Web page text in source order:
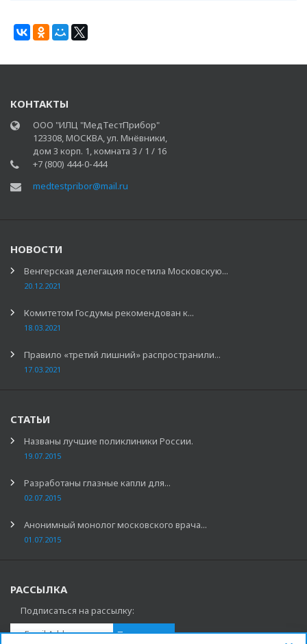
КОНТАКТЫ
ООО "ИЛЦ "МедТестПрибор"
123308, МОСКВА, ул. Мнёвники,
дом 3 корп. 1, комната 3 / 1 / 16
+7 (800) 444-0-444
medtestpribor@mail.ru
НОВОСТИ
Венгерская делегация посетила Московскую...
20.12.2021
Комитетом Госдумы рекомендован к...
18.03.2021
Правило «третий лишний» распространили...
17.03.2021
СТАТЬИ
Названы лучшие поликлиники России.
19.07.2015
Разработаны глазные капли для...
02.07.2015
Анонимный монолог московского врача...
01.07.2015
РАССЫЛКА
Подписаться на рассылку: